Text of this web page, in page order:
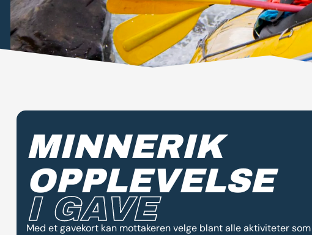
MINNERIK
OPPLEVELSE
I GAVE
Med et gavekort kan mottakeren velge blant alle aktiviteter